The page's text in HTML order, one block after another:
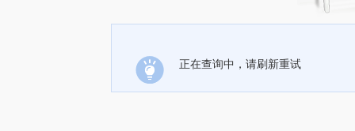
正在查询中，请刷新重试